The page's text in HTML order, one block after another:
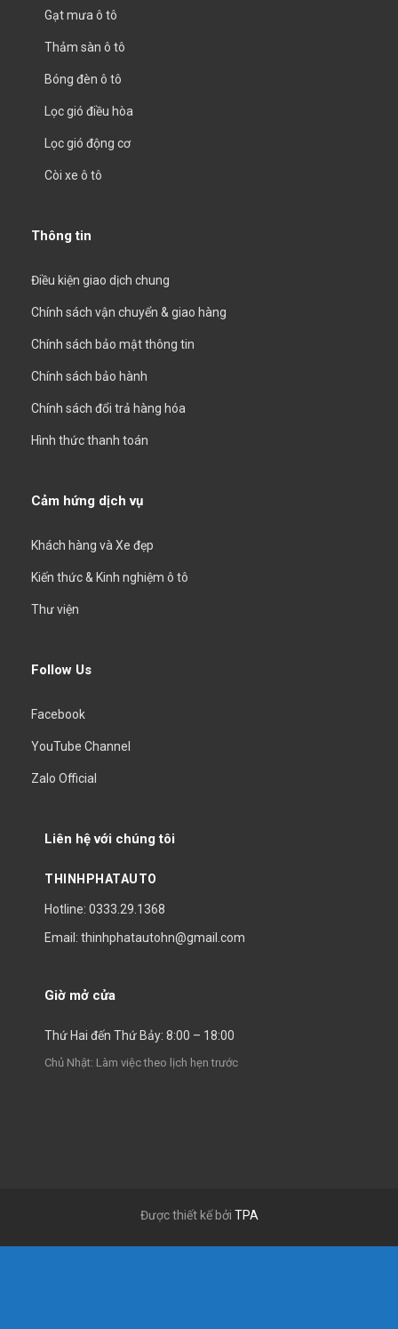
Gạt mưa ô tô
Thảm sàn ô tô
Bóng đèn ô tô
Lọc gió điều hòa
Lọc gió động cơ
Còi xe ô tô
Thông tin
Điều kiện giao dịch chung
Chính sách vận chuyển & giao hàng
Chính sách bảo mật thông tin
Chính sách bảo hành
Chính sách đổi trả hàng hóa
Hình thức thanh toán
Cảm hứng dịch vụ
Khách hàng và Xe đẹp
Kiến thức & Kinh nghiệm ô tô
Thư viện
Follow Us
Facebook
YouTube Channel
Zalo Official
Liên hệ với chúng tôi
THINHPHATAUTO
Hotline: 0333.29.1368
Email: thinhphatautohn@gmail.com
Giờ mở cửa
Thứ Hai đến Thứ Bảy: 8:00 – 18:00
Chủ Nhật: Làm việc theo lịch hẹn trước
Được thiết kế bởi TPA